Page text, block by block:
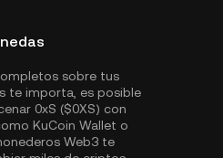
sobre tus
te importa, es posible
0xS ($0XS) con
KuCoin Wallet o
Web3 te